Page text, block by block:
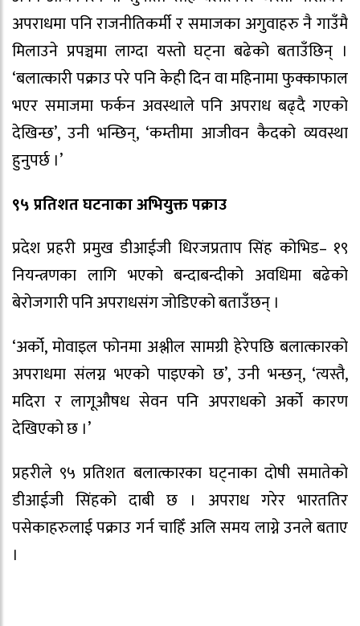
अपराधमा पनि राजनीतिकर्मी र समाजका अगुवाहरु नै गाउँमै
मिलाउने प्रपञ्चमा लाग्दा यस्तो घट्ना बढेको बताउँछिन् ।
‘बलात्कारी पक्राउ परे पनि केही दिन वा महिनामा फुक्काफाल
भएर समाजमा फर्कन अवस्थाले पनि अपराध बढ्दै गएको
देखिन्छ’, उनी भन्छिन्, ‘कम्तीमा आजीवन कैदको व्यवस्था
हुनुपर्छ ।’
९५ प्रतिशत घटनाका अभियुक्त पक्राउ
प्रदेश प्रहरी प्रमुख डीआईजी धिरजप्रताप सिंह कोभिड– १९
नियन्त्रणका लागि भएको बन्दाबन्दीको अवधिमा बढेको
बेरोजगारी पनि अपराधसंग जोडिएको बताउँछन् ।
‘अर्को, मोवाइल फोनमा अश्लील सामग्री हेरेपछि बलात्कारको
अपराधमा संलग्न भएको पाइएको छ’, उनी भन्छन्, ‘त्यस्तै,
मदिरा र लागूऔषध सेवन पनि अपराधको अर्को कारण
देखिएको छ ।’
प्रहरीले ९५ प्रतिशत बलात्कारका घट्नाका दोषी समातेको
डीआईजी सिंहको दाबी छ । अपराध गरेर भारततिर
पसेकाहरुलाई पक्राउ गर्न चाहिँ अलि समय लाग्ने उनले बताए
।